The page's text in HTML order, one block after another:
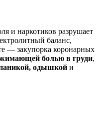
и наркотиков разрушает
баланс,
— закупорка коронарных
болью в груди,
одышкой и